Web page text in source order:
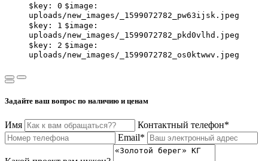
$key: 0 $image:
uploads/new_images/_1599072782_pw63ijsk.jpeg
$key: 1 $image:
uploads/new_images/_1599072782_pkd0vlhd.jpeg
$key: 2 $image:
uploads/new_images/_1599072782_os0ktwwv.jpeg
Задайте ваш вопрос по наличию и ценам
Имя
Контактный телефон*
Email*